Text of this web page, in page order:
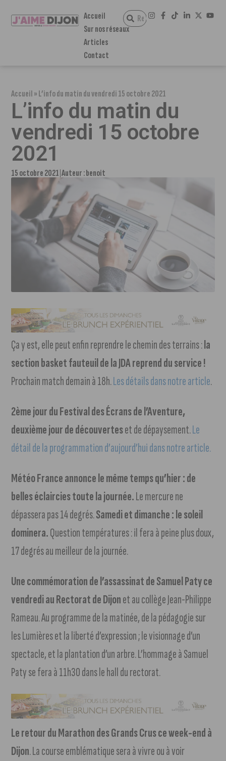
Accueil
Sur nos réseaux
Articles
Contact
Accueil»L’info du matin du vendredi 15 octobre 2021
L’info du matin du
vendredi 15 octobre
2021
15 octobre 2021 Auteur :benoit
Ça y est, elle peut enfin reprendre le chemin des terrains :la
section basket fauteuil de la JDA reprend du service !
Prochain match demain à 18h.Les détails dans notre article.
2ème jour du Festival des Écrans de l’Aventure,
deuxième jour de découverteset de dépaysement.Le
détail de la programmation d’aujourd’hui dans notre article.
Météo France annonce le même temps qu’hier : de
belles éclaircies toute la journée.Le mercure ne
dépassera pas 14 degrés.Samedi et dimanche : le soleil
dominera.Question températures : il fera à peine plus doux,
17 degrés au meilleur de la journée.
Une commémoration de l’assassinat de Samuel Paty ce
vendredi au Rectorat de Dijonet au collège Jean-Philippe
Rameau. Au programme de la matinée, de la pédagogie sur
les Lumières et la liberté d’expression ; le visionnage d’un
spectacle, et la plantation d’un arbre. L’hommage à Samuel
Paty se fera à 11h30 dans le hall du rectorat.
Le retour du Marathon des Grands Crus ce week-end à
Dijon. La course emblématique sera à vivre ou à voir